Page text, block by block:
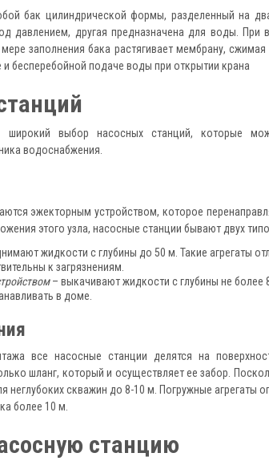
бак цилиндрической формы, разделенный на
давлением, другая предназначена для воды.
заполнения бака растягивает мембрану,
бесперебойной подаче воды при открытии крана
широкий выбор насосных станций, которые
водоснабжения.
эжекторным устройством, которое
этого узла, насосные станции бывают двух
жидкости с глубины до 50 м. Такие агрегаты
к загрязнениям.
– выкачивают жидкости с глубины не более
в доме.
все насосные станции делятся на
шланг, который и осуществляет ее забор.
неглубоких скважин до 8-10 м. Погружные агрегаты
более 10 м.
станцию